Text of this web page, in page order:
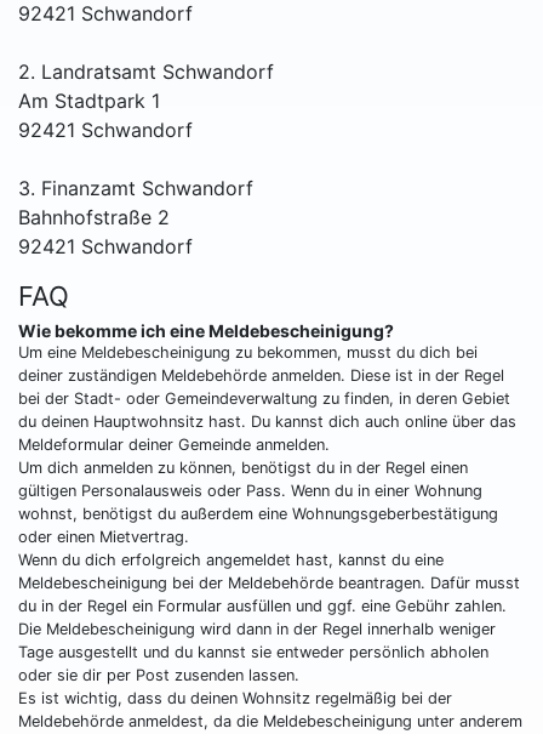
92421 Schwandorf
2. Landratsamt Schwandorf
Am Stadtpark 1
92421 Schwandorf
3. Finanzamt Schwandorf
Bahnhofstraße 2
92421 Schwandorf
FAQ
Wie bekomme ich eine Meldebescheinigung?
Um eine Meldebescheinigung zu bekommen, musst du dich bei
deiner zuständigen Meldebehörde anmelden. Diese ist in der Regel
bei der Stadt- oder Gemeindeverwaltung zu finden, in deren Gebiet
du deinen Hauptwohnsitz hast. Du kannst dich auch online über das
Meldeformular deiner Gemeinde anmelden.
Um dich anmelden zu können, benötigst du in der Regel einen
gültigen Personalausweis oder Pass. Wenn du in einer Wohnung
wohnst, benötigst du außerdem eine Wohnungsgeberbestätigung
oder einen Mietvertrag.
Wenn du dich erfolgreich angemeldet hast, kannst du eine
Meldebescheinigung bei der Meldebehörde beantragen. Dafür musst
du in der Regel ein Formular ausfüllen und ggf. eine Gebühr zahlen.
Die Meldebescheinigung wird dann in der Regel innerhalb weniger
Tage ausgestellt und du kannst sie entweder persönlich abholen
oder sie dir per Post zusenden lassen.
Es ist wichtig, dass du deinen Wohnsitz regelmäßig bei der
Meldebehörde anmeldest, da die Meldebescheinigung unter anderem